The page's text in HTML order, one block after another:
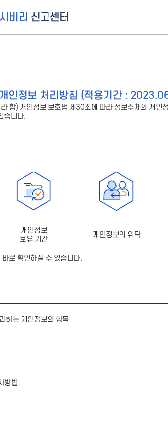
비리 신고센터
인정보 처리방침 (적용기간 :
함) 개인정보 보호법 제30조에 따라 정보주체의 개인
습니다.
개인정보
보유 기간
개인정보의 위탁
로 확인하실 수 있습니다.
하는 개인정보의 항목
방법